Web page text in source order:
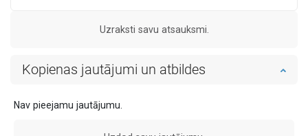
Uzraksti savu atsauksmi.
Kopienas jautājumi un atbildes
Nav pieejamu jautājumu.